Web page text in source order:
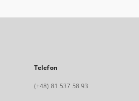
Telefon
(+48) 81 537 58 93